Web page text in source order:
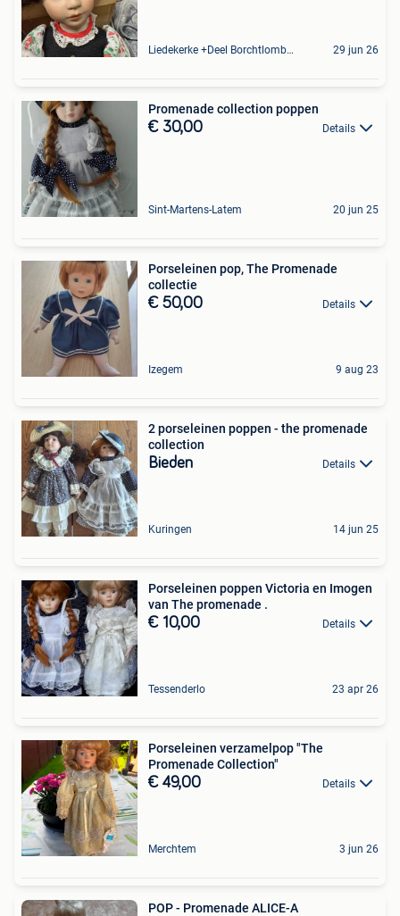
Liedekerke +Deel Borchtlombeek 29 jun 26
Promenade collection poppen
€ 30,00 Details
Sint-Martens-Latem 20 jun 25
Porseleinen pop, The Promenade
collectie
€ 50,00 Details
Izegem 9 aug 23
2 porseleinen poppen - the promenade
collection
Bieden Details
Kuringen 14 jun 25
Porseleinen poppen Victoria en Imogen
van The promenade .
€ 10,00 Details
Tessenderlo 23 apr 26
Porseleinen verzamelpop "The
Promenade Collection"
€ 49,00 Details
Merchtem 3 jun 26
POP - Promenade ALICE-A